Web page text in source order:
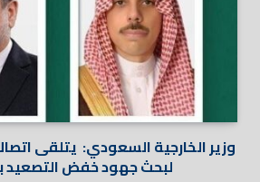
وزير الخارجية السعودي: يتلقى
لبحث جهود خفض التصعيد